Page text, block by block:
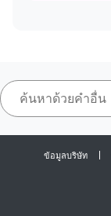
ข้อมูลบริษัท